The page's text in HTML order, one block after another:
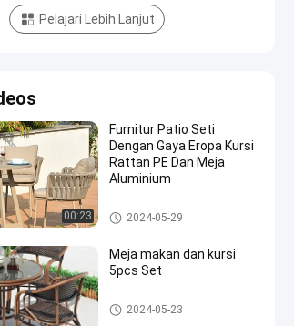
Pelajari Lebih Lanjut
00:23
Furnitur Patio Seti
Dengan Gaya Eropa Kursi
Rattan PE Dan Meja
Aluminium
Rattan Table And Chair
2024-05-29
Meja makan dan kursi
5pcs Set
Rattan Table And Chair
2024-05-23